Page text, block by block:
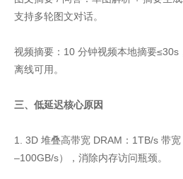
支持多轮图文对话。
视频摘要：10 分钟视频本地摘要≤30s
离线可用。
三、低延迟核心原因
1. 3D 堆叠高带宽 DRAM：1TB/s 带
–100GB/s），消除内存访问瓶颈。